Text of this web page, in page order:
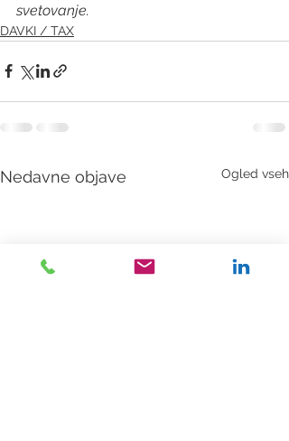
svetovanje.
DAVKI / TAX
Nedavne objave Ogled vseh